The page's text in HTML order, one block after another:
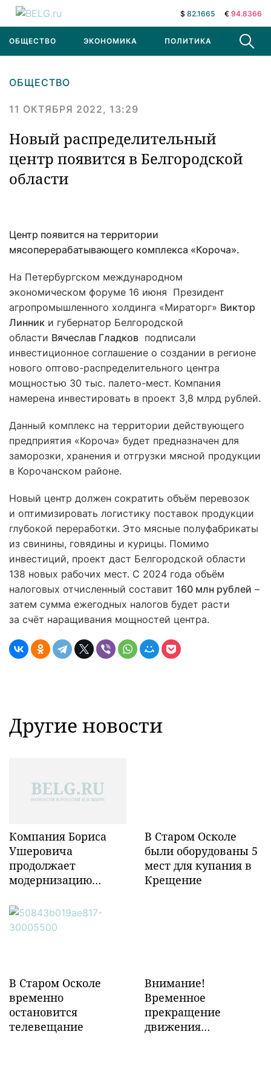
$ 82.1665 € 94.8366
ОБЩЕСТВО ЭКОНОМИКА ПОЛИТИКА В МИРЕ
ОБЩЕСТВО
11 ОКТЯБРЯ 2022, 13:29
Новый распределительный
центр появится в Белгородской
области
Центр появится на территории
мясоперерабатывающего комплекса «Короча».
На Петербургском международном
экономическом форуме 16 июня Президент
агропромышленного холдинга «Мираторг» Виктор
Линник и губернатор Белгородской
области Вячеслав Гладков подписали
инвестиционное соглашение о создании в регионе
нового оптово-распределительного центра
мощностью 30 тыс. палето-мест. Компания
намерена инвестировать в проект 3,8 млрд рублей.
Данный комплекс на территории действующего
предприятия «Короча» будет предназначен для
заморозки, хранения и отгрузки мясной продукции
в Корочанском районе.
Новый центр должен сократить объём перевозок
и оптимизировать логистику поставок продукции
глубокой переработки. Это мясные полуфабрикаты
из свинины, говядины и курицы. Помимо
инвестиций, проект даст Белгородской области
138 новых рабочих мест. С 2024 года объём
налоговых отчисленный составит 160 млн рублей –
затем сумма ежегодных налогов будет расти
за счёт наращивания мощностей центра.
Другие новости
Компания Бориса
Ушеровича
продолжает
модернизацию
инфраструктуры в
Забайкалье
В Старом Осколе
были оборудованы 5
мест для купания в
Крещение
В Старом Осколе
временно
остановится
телевещание
Внимание!
Временное
прекращение
движения